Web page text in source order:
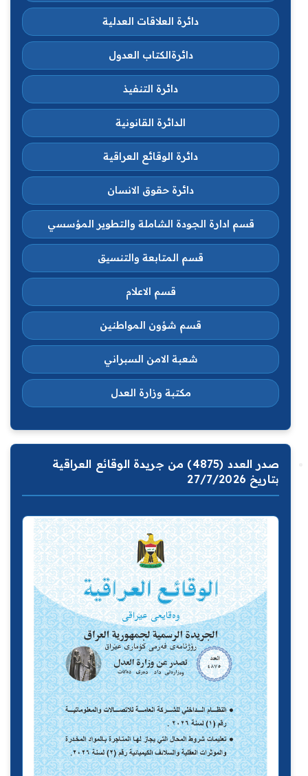
دائرة العلاقات العدلية
دائرةالكتاب العدول
دائرة التنفيذ
الدائرة القانونية
دائرة الوقائع العراقية
دائرة حقوق الانسان
قسم ادارة الجودة الشاملة والتطوير المؤسسي
قسم المتابعة والتنسيق
قسم الاعلام
قسم شؤون المواطنين
شعبة الامن السبراني
مكتبة وزارة العدل
صدر العدد (4875) من جريدة الوقائع العراقية
بتاريخ 27/7/2026